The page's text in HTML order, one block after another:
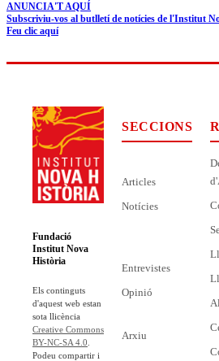
ANUNCIA'T AQUÍ
Subscriviu-vos al butlletí de notícies de l'Institut
Feu clic aquí
Fundació
Institut Nova
Història
Els continguts
d'aquest web estan
sota llicència
Creative Commons
BY-NC-SA 4.0
Podeu compartir i
SECCIONS
Articles
Notícies
Entrevistes
Opinió
Arxiu